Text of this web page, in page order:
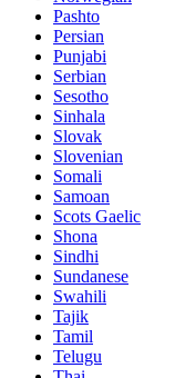
Pashto
Persian
Punjabi
Serbian
Sesotho
Sinhala
Slovak
Slovenian
Somali
Samoan
Scots Gaelic
Shona
Sindhi
Sundanese
Swahili
Tajik
Tamil
Telugu